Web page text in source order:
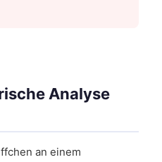
Analyse
an einem